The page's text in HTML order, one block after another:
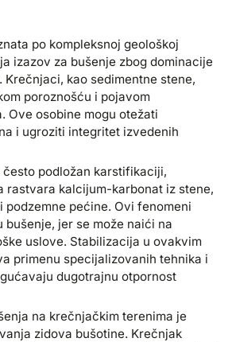
po kompleksnoj geološkoj
izazov za bušenje zbog dominacije
kao sedimentne stene,
poroznošću i pojavom
Ove osobine mogu otežati
i ugroziti integritet izvedenih
podložan karstifikaciji,
rastvara kalcijum-karbonat iz stene,
pećine. Ovi fenomeni
bušenje, jer se može naići na
uslove. Stabilizacija u ovakvim
primenu specijalizovanih tehnika i
dugotrajnu otpornost
na krečnjačkim terenima je
zidova bušotine. Krečnjak